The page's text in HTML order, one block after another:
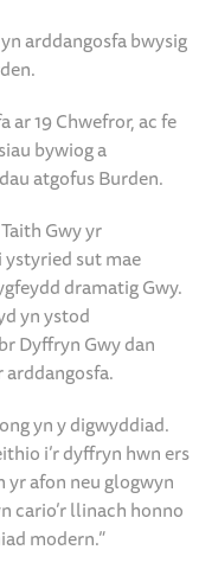
a nawsau
newydd agor yn
19 Chwefror, ac fe
bywiog a
atgofus Burden.
Gwy yr
sut mae
dramatig Gwy.
yn ystod
Dyffryn Gwy dan